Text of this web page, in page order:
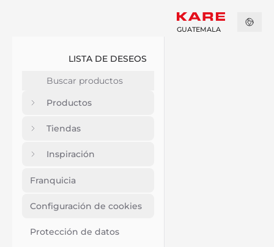
LISTA DE DESEOS
Productos
Tiendas
Inspiración
Franquicia
Configuración de cookies
Protección de datos
GUATEMALA